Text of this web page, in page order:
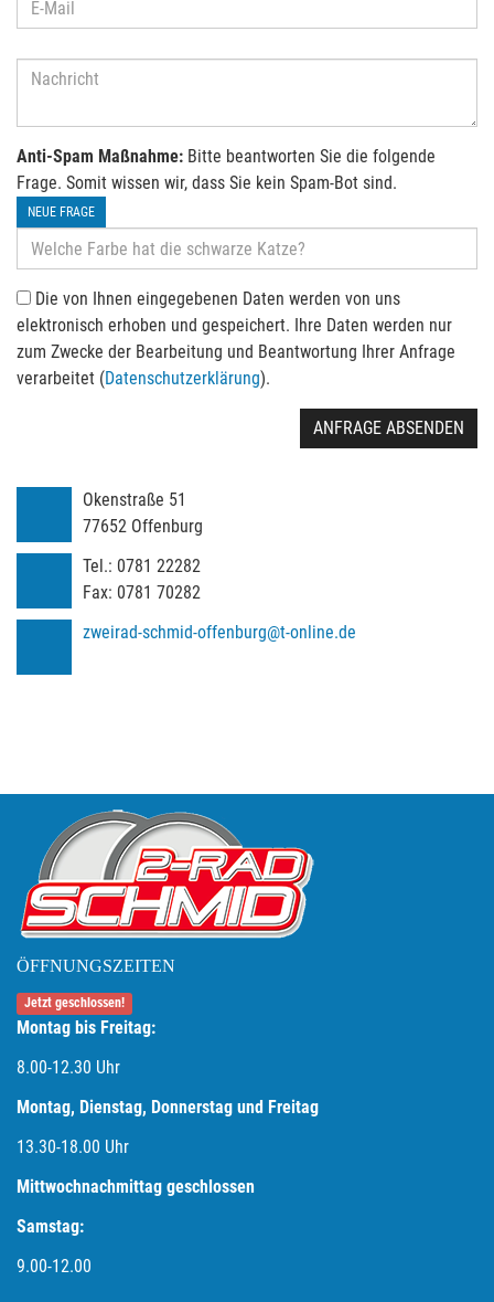
Anti-Spam Maßnahme: Bitte beantworten Sie die folgende
Frage. Somit wissen wir, dass Sie kein Spam-Bot sind.
NEUE FRAGE
Die von Ihnen eingegebenen Daten werden von uns
elektronisch erhoben und gespeichert. Ihre Daten werden nur
zum Zwecke der Bearbeitung und Beantwortung Ihrer Anfrage
verarbeitet (Datenschutzerklärung).
ANFRAGE ABSENDEN
Okenstraße 51
77652 Offenburg
Tel.: 0781 22282
Fax: 0781 70282
zweirad-schmid-offenburg@t-online.de
ÖFFNUNGSZEITEN
Jetzt geschlossen!
Montag bis Freitag:
8.00-12.30 Uhr
Montag, Dienstag, Donnerstag und Freitag
13.30-18.00 Uhr
Mittwochnachmittag geschlossen
Samstag:
9.00-12.00